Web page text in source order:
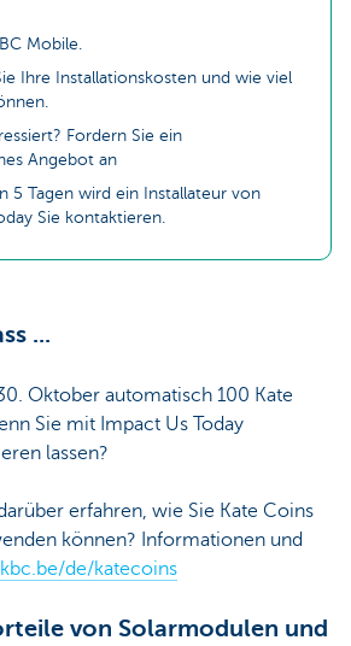
Mobile.
Ihre Installationskosten und wie viel
Fordern Sie ein
Angebot an
5 Tagen wird ein Installateur von
Sie kontaktieren.
...
Oktober automatisch 100 Kate
Sie mit Impact Us Today
lassen?
erfahren, wie Sie Kate Coins
können? Informationen und
kbc.be/de/katecoins
von Solarmodulen und